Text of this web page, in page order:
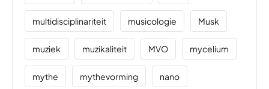
multidisciplinariteit musicologie Musk
muziek muzikaliteit MVO mycelium
mythe mythevorming nano